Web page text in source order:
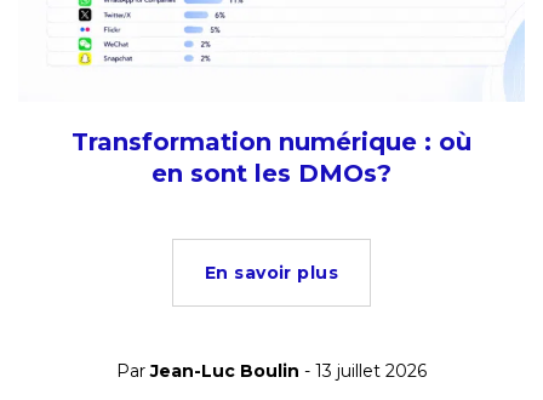
Transformation numérique : où
en sont les DMOs?
En savoir plus
ParJean-Luc Boulin - 13 juillet 2026